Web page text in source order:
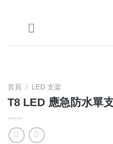
首頁 / LED 支架
T8 LED 應急防水單